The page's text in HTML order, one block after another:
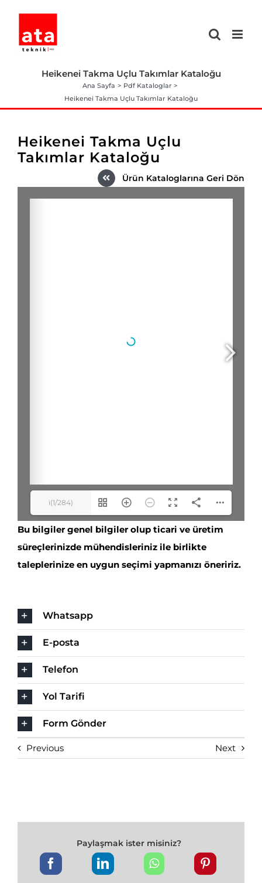
content
Heikenei Takma Uçlu Takımlar Kataloğu
Ana Sayfa
Pdf Kataloglar
Heikenei Takma Uçlu Takımlar Kataloğu
Heikenei Takma Uçlu
Takımlar Kataloğu
Ürün Kataloglarına Geri Dön
i(1/284)
Bu bilgiler genel bilgiler olup ticari ve üretim
süreçlerinizde mühendisleriniz ile birlikte
taleplerinize en uygun seçimi yapmanızı öneririz.
Whatsapp
E-posta
Telefon
Yol Tarifi
Form Gönder
Previous Next
Paylaşmak ister misiniz?